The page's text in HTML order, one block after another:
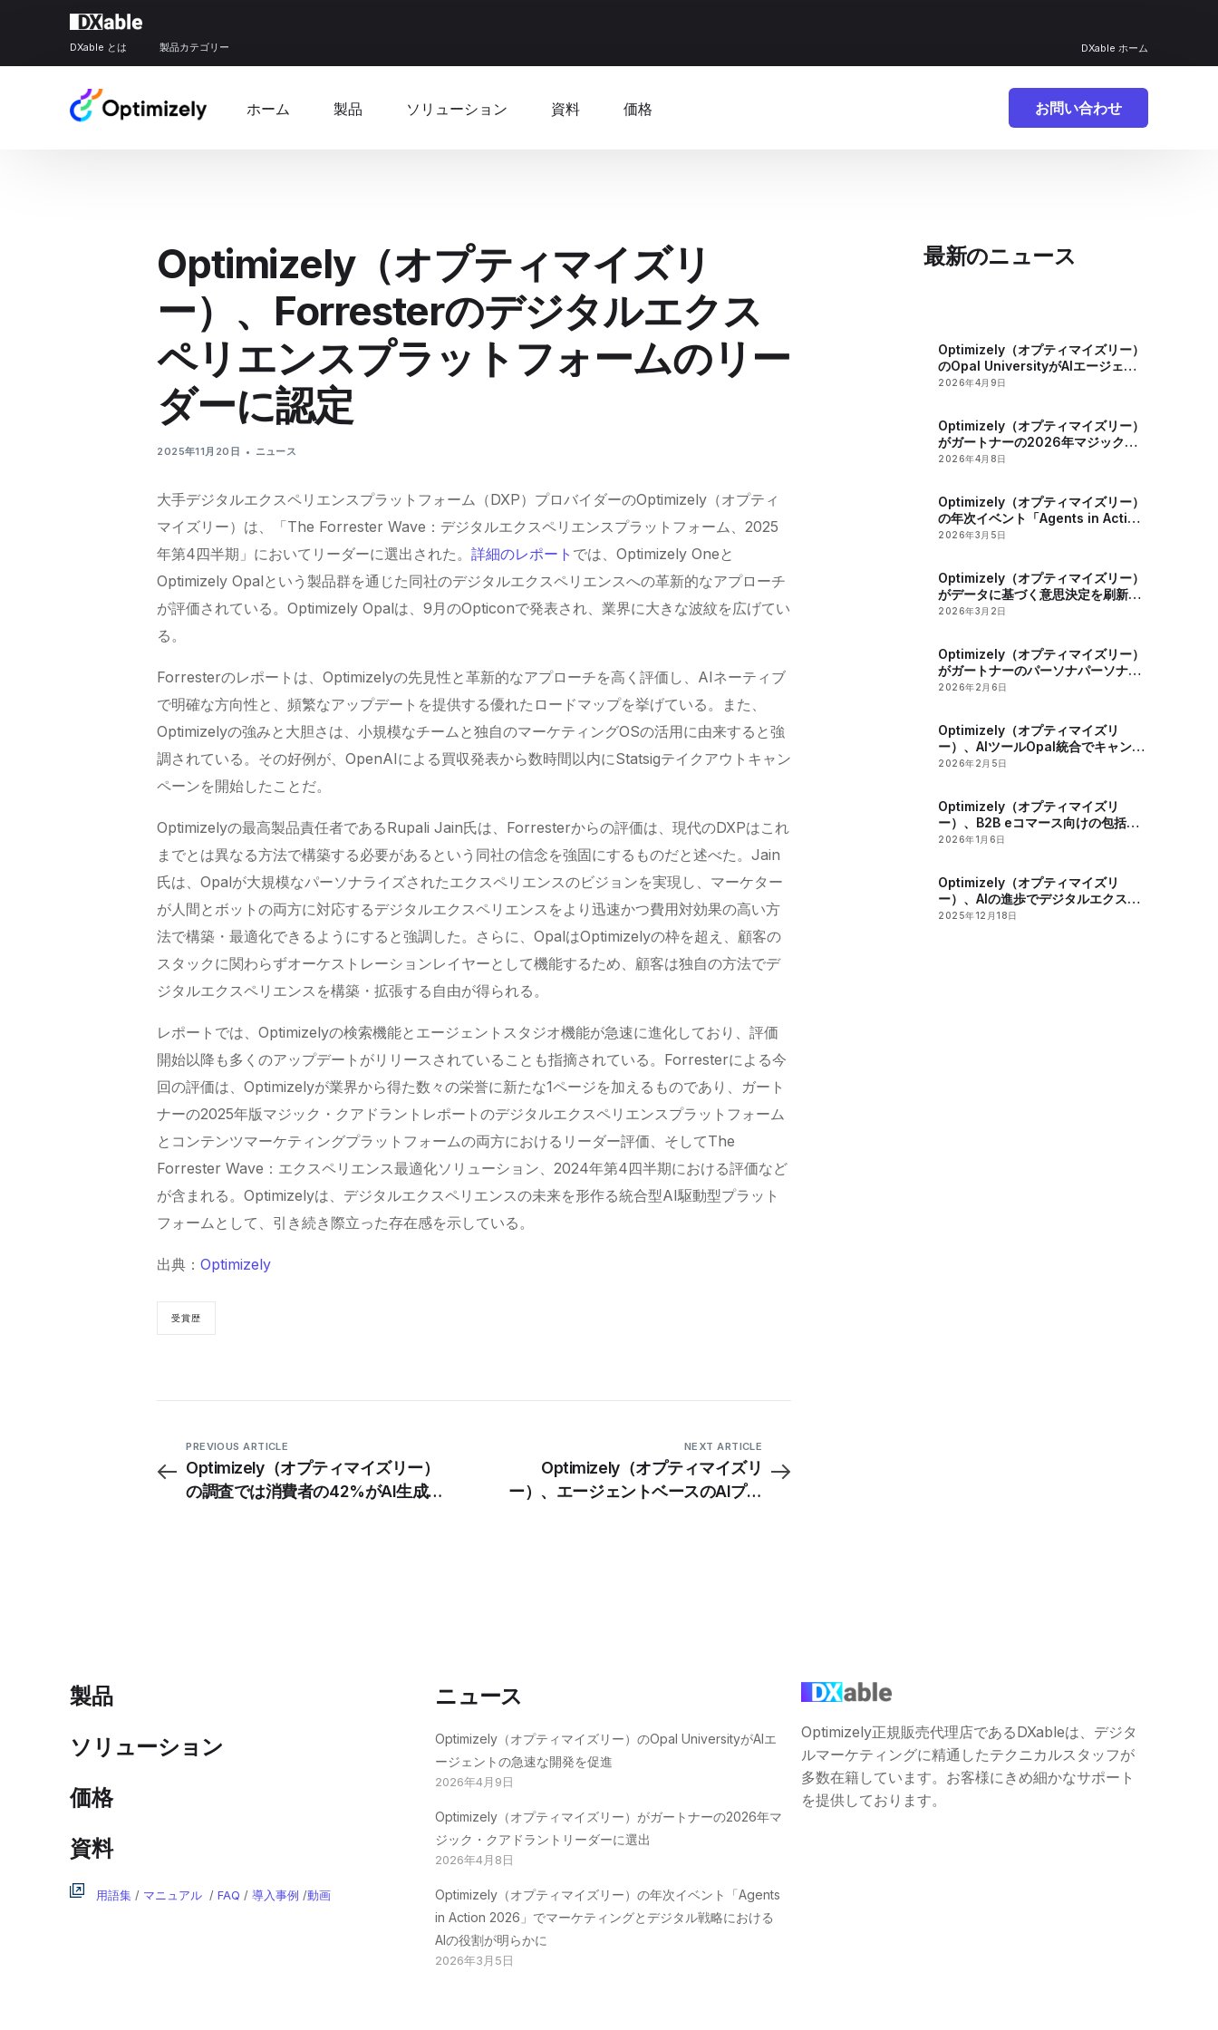
DXable とは 製品カテゴリー DXable ホーム
ホーム 製品 ソリューション 資料 価格 お問い合わせ
Optimizely（オプティマイズリ
ー）、Forresterのデジタルエクス
ペリエンスプラットフォームのリー
ダーに認定
2025年11月20日 ニュース
大手デジタルエクスペリエンスプラットフォーム（DXP）プロバイダーのOptimizely（オプティ
マイズリー）は、「The Forrester Wave：デジタルエクスペリエンスプラットフォーム、2025
年第4四半期」においてリーダーに選出された。詳細のレポート では、Optimizely Oneと
Optimizely Opalという製品群を通じた同社のデジタルエクスペリエンスへの革新的なアプローチ
が評価されている。Optimizely Opalは、9月のOpticonで発表され、業界に大きな波紋を広げてい
る。
Forresterのレポートは、Optimizelyの先見性と革新的なアプローチを高く評価し、AIネーティブ
で明確な方向性と、頻繁なアップデートを提供する優れたロードマップを挙げている。また、
Optimizelyの強みと大胆さは、小規模なチームと独自のマーケティングOSの活用に由来すると強
調されている。その好例が、OpenAIによる買収発表から数時間以内にStatsigテイクアウトキャン
ペーンを開始したことだ。
Optimizelyの最高製品責任者であるRupali Jain氏は、Forresterからの評価は、現代のDXPはこれ
までとは異なる方法で構築する必要があるという同社の信念を強固にするものだと述べた。Jain
氏は、Opalが大規模なパーソナライズされたエクスペリエンスのビジョンを実現し、マーケター
が人間とボットの両方に対応するデジタルエクスペリエンスをより迅速かつ費用対効果の高い方
法で構築・最適化できるようにすると強調した。さらに、OpalはOptimizelyの枠を超え、顧客の
スタックに関わらずオーケストレーションレイヤーとして機能するため、顧客は独自の方法でデ
ジタルエクスペリエンスを構築・拡張する自由が得られる。
レポートでは、Optimizelyの検索機能とエージェントスタジオ機能が急速に進化しており、評価
開始以降も多くのアップデートがリリースされていることも指摘されている。Forresterによる今
回の評価は、Optimizelyが業界から得た数々の栄誉に新たな1ページを加えるものであり、ガート
ナーの2025年版マジック・クアドラントレポートのデジタルエクスペリエンスプラットフォーム
とコンテンツマーケティングプラットフォームの両方におけるリーダー評価、そしてThe
Forrester Wave：エクスペリエンス最適化ソリューション、2024年第4四半期における評価など
が含まれる。Optimizelyは、デジタルエクスペリエンスの未来を形作る統合型AI駆動型プラット
フォームとして、引き続き際立った存在感を示している。
出典：Optimizely
受賞歴
PREVIOUS ARTICLE
Optimizely（オプティマイズリー）
の調査では消費者の42%がAI生成の
NEXT ARTICLE
Optimizely（オプティマイズリ
ー）、エージェントベースのAIプラ
最新のニュース
Optimizely（オプティマイズリー）
のOpal UniversityがAIエージェン
トの急速な開発を促進
2026年4月9日
Optimizely（オプティマイズリー）
がガートナーの2026年マジック・
クアドラントリーダーに選出
2026年4月8日
Optimizely（オプティマイズリー）
の年次イベント「Agents in Action
2026」でマーケティングとデジタ
2026年3月5日
Optimizely（オプティマイズリー）
がデータに基づく意思決定を刷新す
る影響力探索ツールを発表
2026年3月2日
Optimizely（オプティマイズリー）
がガートナーのパーソナパーソナラ
イゼーションエンジン部門のマジッ
2026年2月6日
Optimizely（オプティマイズリ
ー）、AIツールOpal統合でキャンペ
ーン管理とコンテンツ最適化を強化
2026年2月5日
Optimizely（オプティマイズリ
ー）、B2B eコマース向けの包括的
なAI統合チェックリストを公開
2026年1月6日
Optimizely（オプティマイズリ
ー）、AIの進歩でデジタルエクスペ
リエンスを変革し、2025年に業界
2025年12月18日
製品
ソリューション
価格
資料
用語集 / マニュアル / FAQ / 導入事例 /動画
ニュース
Optimizely（オプティマイズリー）のOpal UniversityがAIエ
ージェントの急速な開発を促進
2026年4月9日
Optimizely（オプティマイズリー）がガートナーの2026年マ
ジック・クアドラントリーダーに選出
2026年4月8日
Optimizely（オプティマイズリー）の年次イベント「Agents
in Action 2026」でマーケティングとデジタル戦略における
AIの役割が明らかに
2026年3月5日
Optimizely正規販売代理店であるDXableは、デジタ
ルマーケティングに精通したテクニカルスタッフが
多数在籍しています。お客様にきめ細かなサポート
を提供しております。